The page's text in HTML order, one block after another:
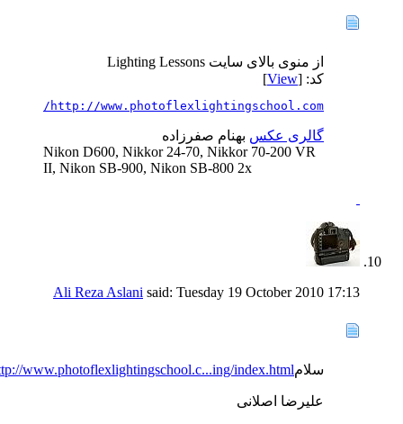
از منوی بالای سایت Lighting Lessons
کد: [View
]
http://www.photoflexlightingschool.com/
گالری عکس بهنام صفرزاده
Nikon D600, Nikkor 24-70, Nikkor 70-200 VR
II, Nikon SB-900, Nikon SB-800 2x
Ali Reza Aslani said: Tuesday 19 October 2010 17:13
سلامwww.photoflexlightingschool.c...ing/index.html
علیرضا اصلانی